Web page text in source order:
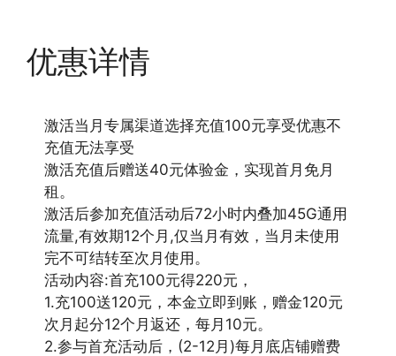
优惠详情
激活当月专属渠道选择充值100元享受优惠不
充值无法享受
激活充值后赠送40元体验金，实现首月免月
租。
激活后参加充值活动后72小时内叠加45G通用
流量,有效期12个月,仅当月有效，当月未使用
完不可结转至次月使用。
活动内容:首充100元得220元，
1.充100送120元，本金立即到账，赠金120元
次月起分12个月返还，每月10元。
2.参与首充活动后，(2-12月)每月底店铺赠费